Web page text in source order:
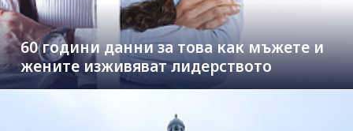
60 години данни за това как мъжете и
жените изживяват лидерството